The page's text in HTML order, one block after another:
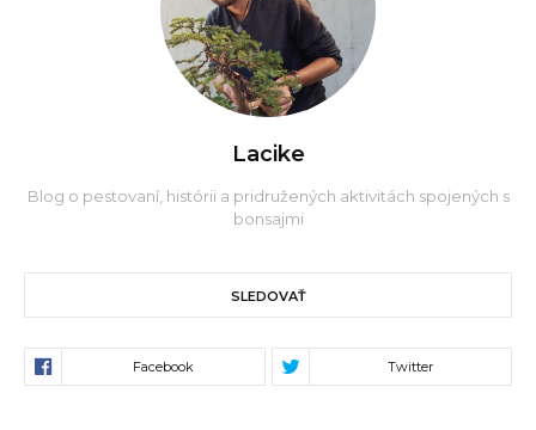
Lacike
Blog o pestovaní, histórii a pridružených aktivitách spojených s
bonsajmi
SLEDOVAŤ